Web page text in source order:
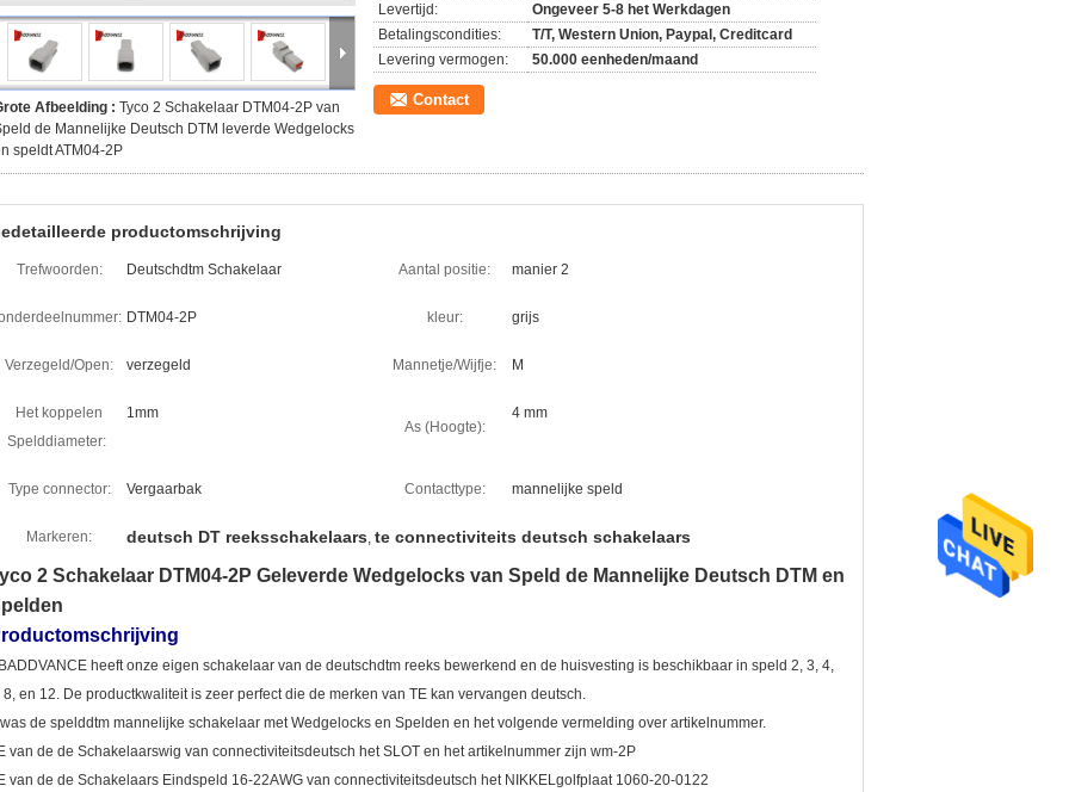
Afbeelding : Tyco 2 Schakelaar DTM04-2P van
de Mannelijke Deutsch DTM leverde Wedgelocks
speldt ATM04-2P
Levertijd:
Ongeveer 5-8 het Werkdagen
Betalingscondities:
T/T, Western Union, Paypal, Creditcard
Levering vermogen:
50.000 eenheden/maand
Contact
productomschrijving
Trefwoorden: Deutschdtm Schakelaar Aantal positie: manier 2
DTM04-2P kleur: grijs
Verzegeld/Open: verzegeld Mannetje/Wijfje: M
Het koppelen
Spelddiameter:
1mm
As (Hoogte):
4 mm
Type connector: Vergaarbak Contacttype: mannelijke speld
Markeren: deutsch DT reeksschakelaars, te connectiviteits deutsch schakelaars
2 Schakelaar DTM04-2P Geleverde Wedgelocks van Speld de Mannelijke Deutsch DTM en
heeft onze eigen schakelaar van de deutschdtm reeks bewerkend en de huisvesting is beschikbaar in speld 2, 3, 4,
8, en 12. De productkwaliteit is zeer perfect die de merken van TE kan vervangen deutsch.
de spelddtm mannelijke schakelaar met Wedgelocks en Spelden en het volgende vermelding over artikelnummer.
van de de Schakelaarswig van connectiviteitsdeutsch het SLOT en het artikelnummer zijn wm-2P
van de de Schakelaars Eindspeld 16-22AWG van connectiviteitsdeutsch het NIKKELgolfplaat 1060-20-0122